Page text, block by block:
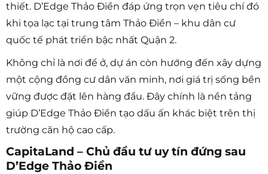
thiết. D’Edge Thảo Điền đáp ứng trọn vẹn tiêu chí đó
khi tọa lạc tại trung tâm Thảo Điền – khu dân cư
quốc tế phát triển bậc nhất Quận 2.
Không chỉ là nơi để ở, dự án còn hướng đến xây dựng
một cộng đồng cư dân văn minh, nơi giá trị sống bền
vững được đặt lên hàng đầu. Đây chính là nền tảng
giúp D’Edge Thảo Điền tạo dấu ấn khác biệt trên thị
trường căn hộ cao cấp.
CapitaLand – Chủ đầu tư uy tín đứng sau
D’Edge Thảo Điền